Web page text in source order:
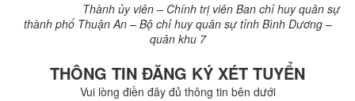
Thành ủy viên – Chính trị viên Ban chỉ huy quân sự
thành phố Thuận An – Bộ chỉ huy quân sự tỉnh Bình Dương –
quân khu 7
THÔNG TIN ĐĂNG KÝ XÉT TUYỂN
Vui lòng điền đây đủ thông tin bên dưới